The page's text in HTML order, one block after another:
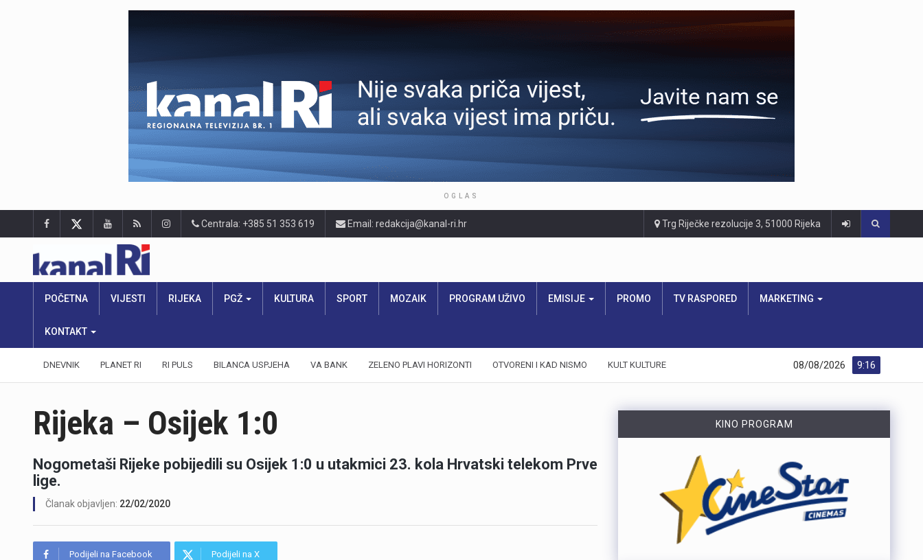
OGLAS
Centrala: +385 51 353 619 Email: redakcija@kanal-ri.hr Trg Riječke rezolucije 3, 51000 Rijeka
POČETNA VIJESTI RIJEKA PGŽ KULTURA SPORT MOZAIK PROGRAM UŽIVO EMISIJE PROMO TV RASPORED MARKETING
KONTAKT
DNEVNIK PLANET RI RI PULS BILANCA USPJEHA VA BANK ZELENO PLAVI HORIZONTI OTVORENI I KAD NISMO KULT KULTURE 9:16
08/08/2026
Rijeka – Osijek 1:0
Nogometaši Rijeke pobijedili su Osijek 1:0 u utakmici 23. kola Hrvatski telekom Prve
lige.
Članak objavljen: 22/02/2020
Podijeli na Facebook Podijeli na X
KINO PROGRAM